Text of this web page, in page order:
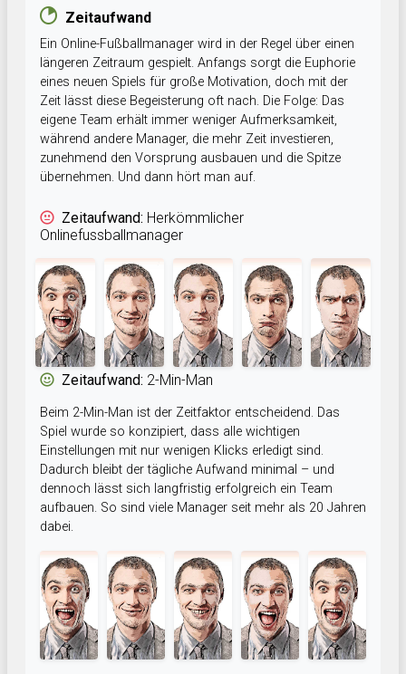
Zeitaufwand
Ein Online-Fußballmanager wird in der Regel über einen
längeren Zeitraum gespielt. Anfangs sorgt die Euphorie
eines neuen Spiels für große Motivation, doch mit der
Zeit lässt diese Begeisterung oft nach. Die Folge: Das
eigene Team erhält immer weniger Aufmerksamkeit,
während andere Manager, die mehr Zeit investieren,
zunehmend den Vorsprung ausbauen und die Spitze
übernehmen. Und dann hört man auf.
Zeitaufwand: Herkömmlicher
Onlinefussballmanager
Zeitaufwand: 2-Min-Man
Beim 2-Min-Man ist der Zeitfaktor entscheidend. Das
Spiel wurde so konzipiert, dass alle wichtigen
Einstellungen mit nur wenigen Klicks erledigt sind.
Dadurch bleibt der tägliche Aufwand minimal – und
dennoch lässt sich langfristig erfolgreich ein Team
aufbauen. So sind viele Manager seit mehr als 20 Jahren
dabei.